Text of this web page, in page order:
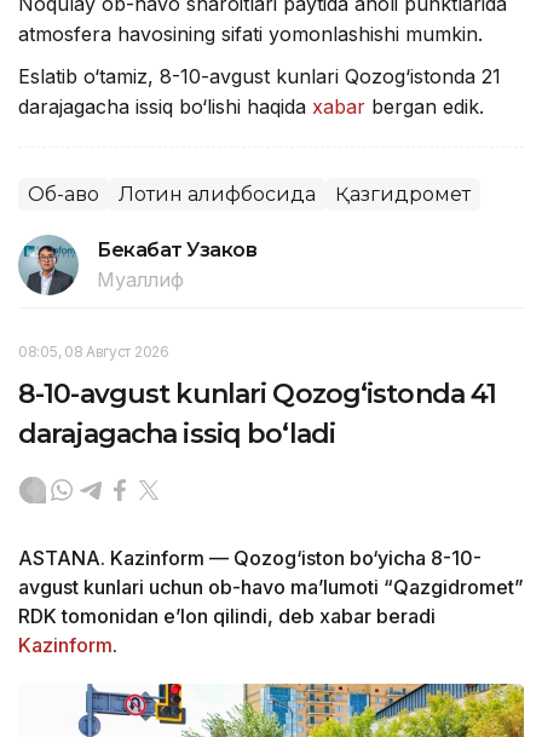
atmosfera havosining sifati yomonlashishi mumkin.
Eslatib o‘tamiz, 8-10-avgust kunlari Qozog‘istonda 21
darajagacha issiq bo‘lishi haqida xabar bergan edik.
Об-ҳаво Лотин алифбосида Қазгидромет
Бекабат Узаков
Муаллиф
08:05, 08 Август 2026
8-10-avgust kunlari Qozog‘istonda 41
darajagacha issiq bo‘ladi
ASTANA. Kazinform — Qozog‘iston bo‘yicha 8-10-
avgust kunlari uchun ob-havo ma’lumoti “Qazgidromet”
RDK tomonidan e’lon qilindi, deb xabar beradi
Kazinform.